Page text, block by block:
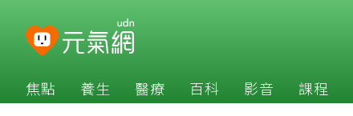
焦點 養生 醫療 百科 影音 課程